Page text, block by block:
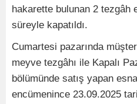
hakarette bulunan 2 tezgâh
süreyle kapatıldı.
Cumartesi pazarında
meyve tezgâhı ile Kapalı
bölümünde satış yapan
encümenince 23.09.2025